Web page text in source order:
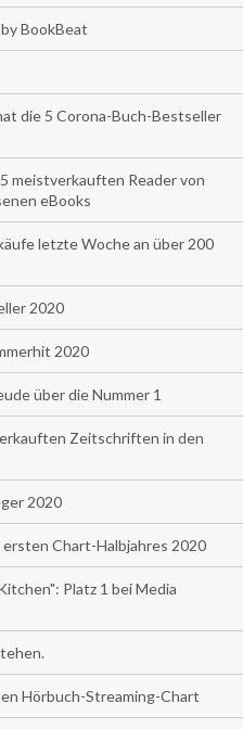
BookBeat
die 5 Corona-Buch-Bestseller
meistverkauften Reader von
eBooks
letzte Woche an über 200
2020
2020
über die Nummer 1
Zeitschriften in den
2020
Chart-Halbjahres 2020
Platz 1 bei Media
Hörbuch-Streaming-Chart